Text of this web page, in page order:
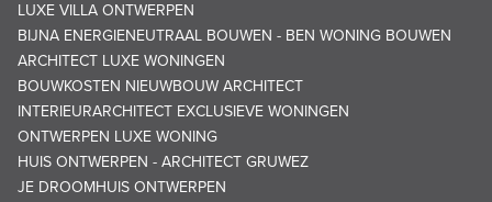
LUXE VILLA ONTWERPEN
BIJNA ENERGIENEUTRAAL BOUWEN - BEN WONING BOUWEN
ARCHITECT LUXE WONINGEN
BOUWKOSTEN NIEUWBOUW ARCHITECT
INTERIEURARCHITECT EXCLUSIEVE WONINGEN
ONTWERPEN LUXE WONING
HUIS ONTWERPEN - ARCHITECT GRUWEZ
JE DROOMHUIS ONTWERPEN